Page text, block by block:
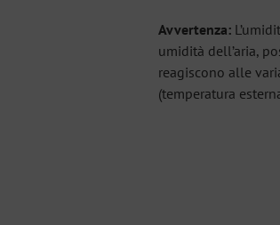
Avvertenza:
umidità dell’aria,
reagiscono alle
(temperatura